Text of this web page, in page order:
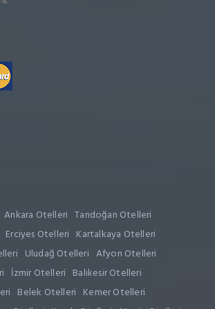
Ankara Otelleri Tandoğan Otelleri
Erciyes Otelleri Kartalkaya Otelleri
Uludağ Otelleri Afyon Otelleri
İzmir Otelleri Balıkesir Otelleri
Belek Otelleri Kemer Otelleri